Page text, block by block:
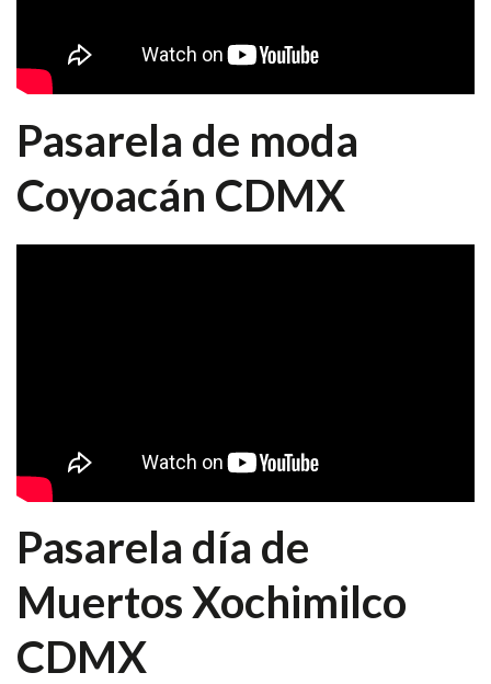
Pasarela de moda
Coyoacán CDMX
Pasarela día de
Muertos Xochimilco
CDMX